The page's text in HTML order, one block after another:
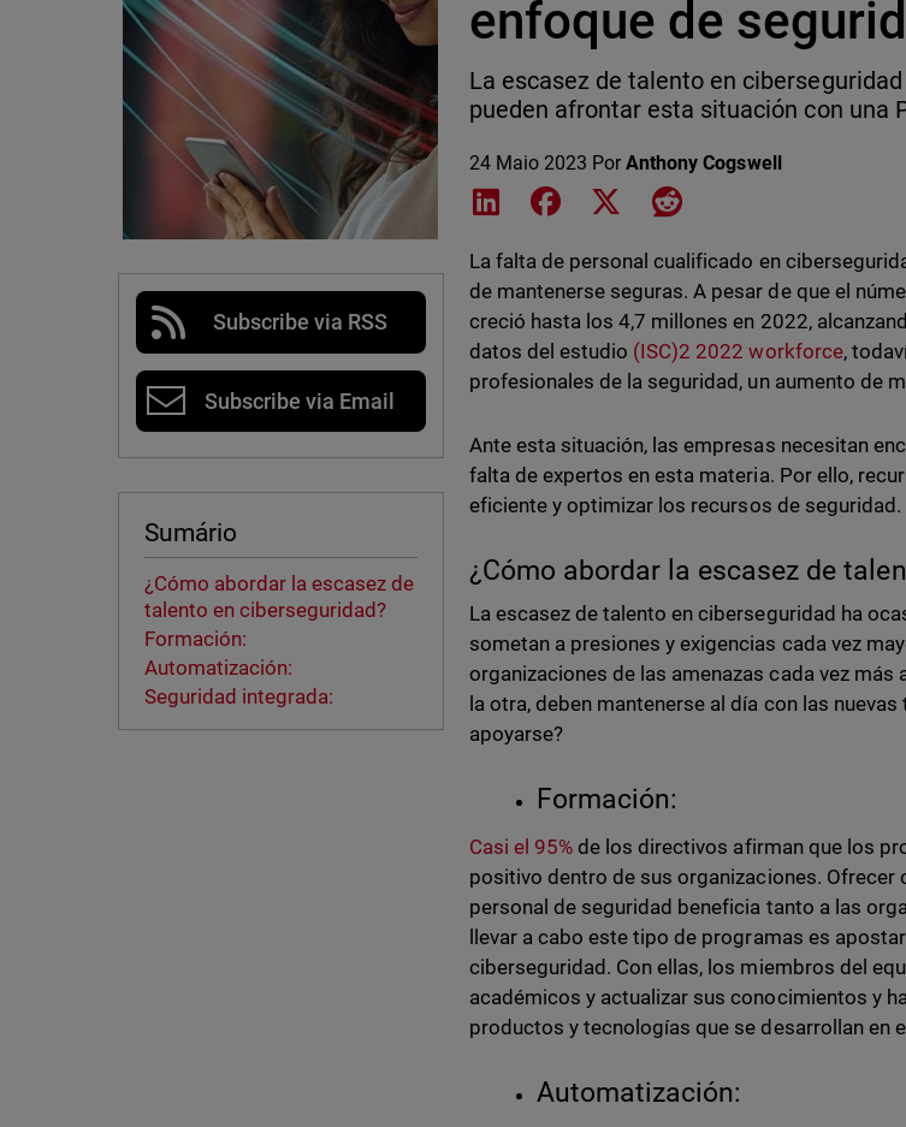
Subscribe via RSS
Subscribe via Email
Sumário
¿Cómo abordar la escasez de
talento en ciberseguridad?
Formación:
Automatización:
Seguridad integrada:
enfoque de
La escasez de talento en
pueden afrontar esta situación con una
24 Maio 2023 PorAnthony Cogswell
Share on LinkedIn
Share on Facebook
Share on XShare on Reddit
La falta de personal cualificado en
de mantenerse seguras. A pesar de que el
creció hasta los 4,7 millones en 2022,
datos del estudio (ISC)2 2022 workforce,
profesionales de la seguridad, un aumento de
Ante esta situación, las empresas necesitan
falta de expertos en esta materia. Por ello,
eficiente y optimizar los recursos de seguridad.
¿Cómo abordar la escasez de
La escasez de talento en ciberseguridad ha
sometan a presiones y exigencias cada vez
organizaciones de las amenazas cada vez
la otra, deben mantenerse al día con las
apoyarse?
Formación:
Casi el 95% de los directivos afirman que los
positivo dentro de sus organizaciones.
personal de seguridad beneficia tanto a las
llevar a cabo este tipo de programas es
ciberseguridad. Con ellas, los miembros del
académicos y actualizar sus conocimientos y
productos y tecnologías que se desarrollan en
Automatización: